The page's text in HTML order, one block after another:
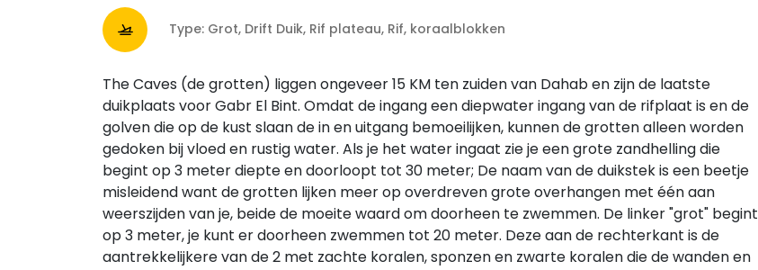
Type: Grot, Drift Duik, Rif plateau, Rif, koraalblokken
The Caves (de grotten) liggen ongeveer 15 KM ten zuiden van Dahab en zijn de laatste
duikplaats voor Gabr El Bint. Omdat de ingang een diepwater ingang van de rifplaat is en de
golven die op de kust slaan de in en uitgang bemoeilijken, kunnen de grotten alleen worden
gedoken bij vloed en rustig water. Als je het water ingaat zie je een grote zandhelling die
begint op 3 meter diepte en doorloopt tot 30 meter; De naam van de duikstek is een beetje
misleidend want de grotten lijken meer op overdreven grote overhangen met één aan
weerszijden van je, beide de moeite waard om doorheen te zwemmen. De linker "grot" begint
op 3 meter, je kunt er doorheen zwemmen tot 20 meter. Deze aan de rechterkant is de
aantrekkelijkere van de 2 met zachte koralen, sponzen en zwarte koralen die de wanden en